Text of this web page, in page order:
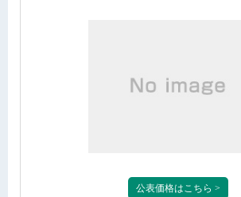
公表価格はこちら >